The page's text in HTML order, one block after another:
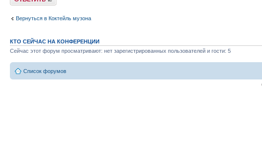
Вернуться в Коктейль музона
КТО СЕЙЧАС НА КОНФЕРЕНЦИИ
Сейчас этот форум просматривают: нет зарегистрированных пользователей и гости: 5
Список форумов